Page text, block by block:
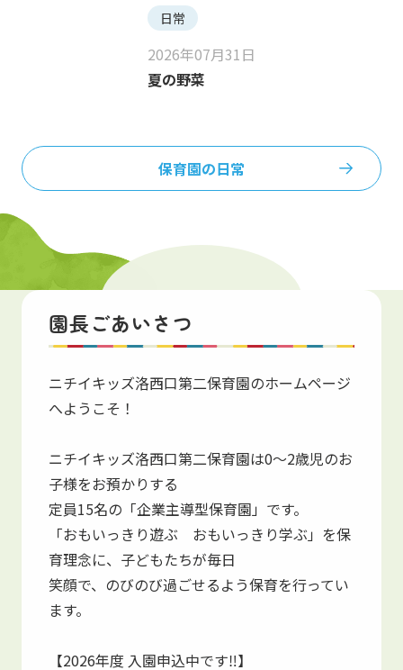
日常
2026年07月31日
夏の野菜
保育園の日常
保育園紹介
Introduction
園長ごあいさつ
ニチイキッズ洛西口第二保育園のホームページ
へようこそ！
ニチイキッズ洛西口第二保育園は0～2歳児のお
子様をお預かりする
定員15名の「企業主導型保育園」です。
「おもいっきり遊ぶ おもいっきり学ぶ」を保
育理念に、子どもたちが毎日
笑顔で、のびのび過ごせるよう保育を行ってい
ます。
【2026年度 入園申込中です‼】